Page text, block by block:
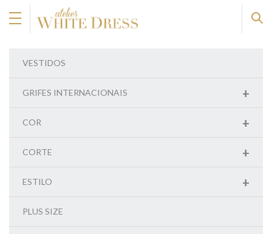
VESTIDOS
+
GRIFES INTERNACIONAIS
+
COR
+
CORTE
+
ESTILO
PLUS SIZE